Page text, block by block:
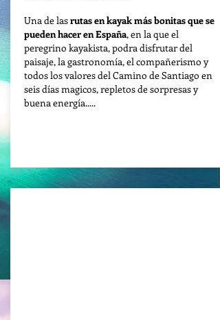
Una de lasrutas en kayak más bonitas que se
pueden hacer en España, en la que el
peregrino kayakista, podra disfrutar del
paisaje, la gastronomía, el compañerismo y
todos los valores del Camino de Santiago en
seis días magicos, repletos de sorpresas y
buena energía.....